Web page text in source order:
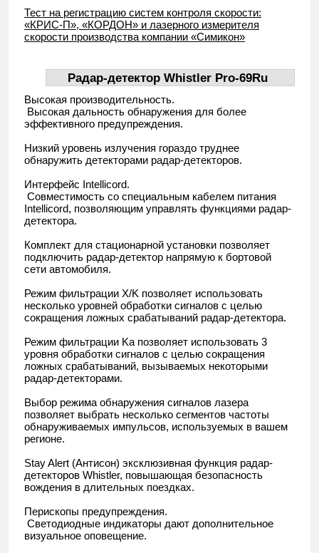
Тест на регистрацию систем контроля скорости:
«КРИС-П», «КОРДОН» и лазерного измерителя
скорости производства компании «Симикон»
Радар-детектор Whistler Pro-69Ru
Высокая производительность.
Высокая дальность обнаружения для более
эффективного предупреждения.
Низкий уровень излучения гораздо труднее
обнаружить детекторами радар-детекторов.
Интерфейс Intellicord.
Совместимость со специальным кабелем питания
Intellicord, позволяющим управлять функциями радар-
детектора.
Комплект для стационарной установки позволяет
подключить радар-детектор напрямую к бортовой
сети автомобиля.
Режим фильтрации X/K позволяет использовать
несколько уровней обработки сигналов с целью
сокращения ложных срабатываний радар-детектора.
Режим фильтрации Ka позволяет использовать 3
уровня обработки сигналов с целью сокращения
ложных срабатываний, вызываемых некоторыми
радар-детекторами.
Выбор режима обнаружения сигналов лазера
позволяет выбрать несколько сегментов частоты
обнаруживаемых импульсов, используемых в вашем
регионе.
Stay Alert (Антисон) эксклюзивная функция радар-
детекторов Whistler, повышающая безопасность
вождения в длительных поездках.
Перископы предупреждения.
Светодиодные индикаторы дают дополнительное
визуальное оповещение.